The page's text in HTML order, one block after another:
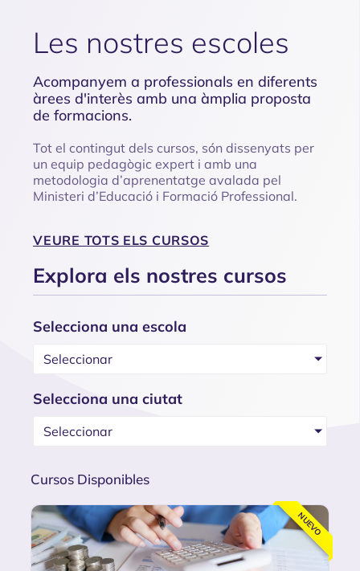
Les nostres escoles
Acompanyem a professionals en diferents
àrees d'interès amb una àmplia proposta
de formacions.
Tot el contingut dels cursos, són dissenyats per
un equip pedagògic expert i amb una
metodologia d’aprenentatge avalada pel
Ministeri d’Educació i Formació Professional.
VEURE TOTS ELS CURSOS
Explora els nostres cursos
Selecciona una escola
Seleccionar
Selecciona una ciutat
Seleccionar
Cursos Disponibles
NUEVO